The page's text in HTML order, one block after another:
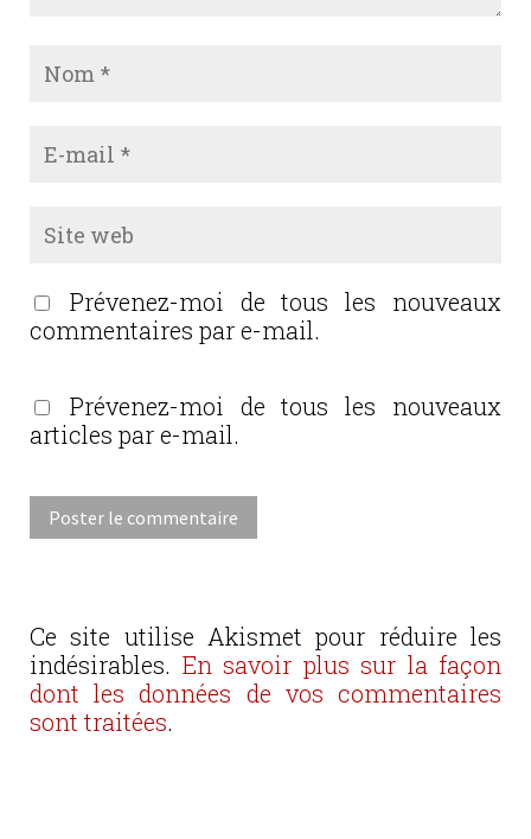
Prévenez-moi de tous les nouveaux
commentaires par e-mail.
Prévenez-moi de tous les nouveaux
articles par e-mail.
Ce site utilise Akismet pour réduire les
indésirables. En savoir plus sur la façon
dont les données de vos commentaires
sont traitées.